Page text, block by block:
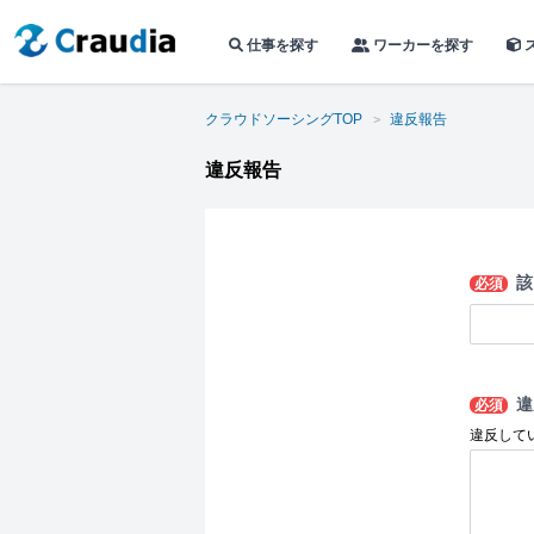
仕事を探す ワーカーを探す
クラウドソーシングTOP 違反報告
違反報告
必須
必須
違反して